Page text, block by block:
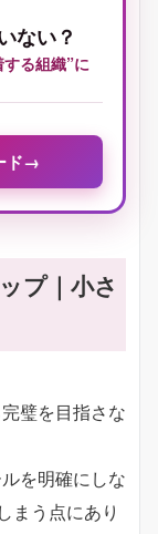
ない？
する組織”に
ド→
プ｜小さ
璧を目指さな
を明確にしな
まう点にあり